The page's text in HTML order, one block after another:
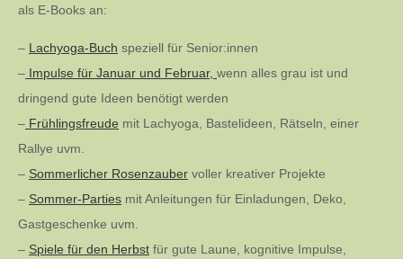
als E-Books an:
– Lachyoga-Buch speziell für Senior:innen
– Impulse für Januar und Februar, wenn alles grau ist und
dringend gute Ideen benötigt werden
– Frühlingsfreude mit Lachyoga, Bastelideen, Rätseln, einer
Rallye uvm.
– Sommerlicher Rosenzauber voller kreativer Projekte
– Sommer-Parties mit Anleitungen für Einladungen, Deko,
Gastgeschenke uvm.
– Spiele für den Herbst für gute Laune, kognitive Impulse,